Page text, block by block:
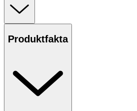
Produktfakta